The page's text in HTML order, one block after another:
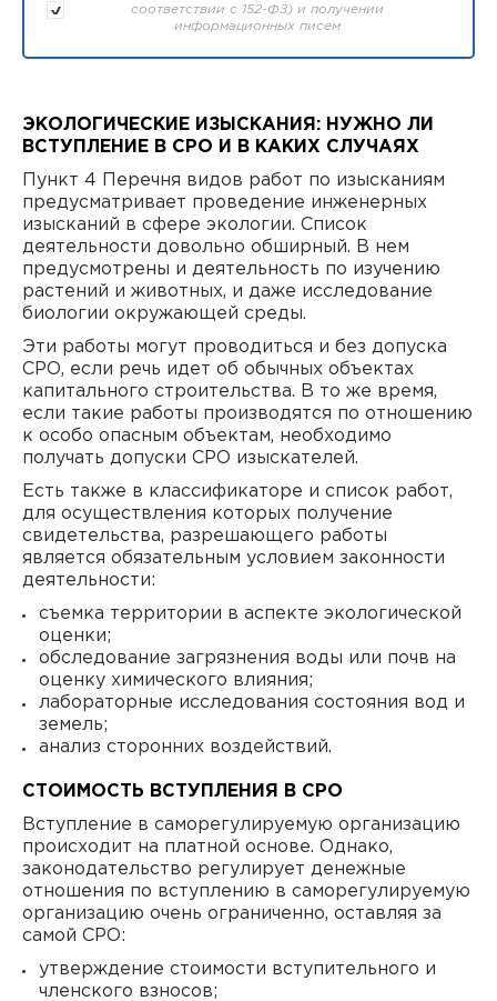
соответствии с 152-ФЗ) и получении
информационных писем
ЭКОЛОГИЧЕСКИЕ ИЗЫСКАНИЯ: НУЖНО ЛИ
ВСТУПЛЕНИЕ В СРО И В КАКИХ СЛУЧАЯХ
Пункт 4 Перечня видов работ по изысканиям
предусматривает проведение инженерных
изысканий в сфере экологии. Список
деятельности довольно обширный. В нем
предусмотрены и деятельность по изучению
растений и животных, и даже исследование
биологии окружающей среды.
Эти работы могут проводиться и без допуска
СРО, если речь идет об обычных объектах
капитального строительства. В то же время,
если такие работы производятся по отношению
к особо опасным объектам, необходимо
получать допуски СРО изыскателей.
Есть также в классификаторе и список работ,
для осуществления которых получение
свидетельства, разрешающего работы
является обязательным условием законности
деятельности:
съемка территории в аспекте экологической
оценки;
обследование загрязнения воды или почв на
оценку химического влияния;
лабораторные исследования состояния вод и
земель;
анализ сторонних воздействий.
СТОИМОСТЬ ВСТУПЛЕНИЯ В СРО
Вступление в саморегулируемую организацию
происходит на платной основе. Однако,
законодательство регулирует денежные
отношения по вступлению в саморегулируемую
организацию очень ограниченно, оставляя за
самой СРО:
утверждение стоимости вступительного и
членского взносов;